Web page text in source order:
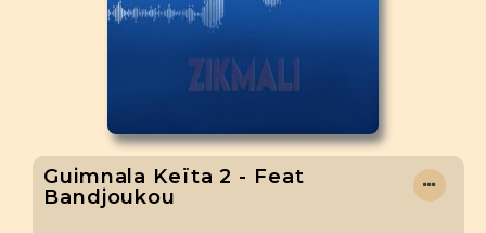
Guimnala Keïta 2 - Feat
Bandjoukou